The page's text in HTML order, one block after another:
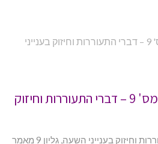
ושכנתי בתוכם – גליון מס' 9 – דברי התעוררות וחיזוק
'ושכנתי בתוכם' – דברי התעוררות וחיזוק בענייני השעה, גליון 9 מאמר